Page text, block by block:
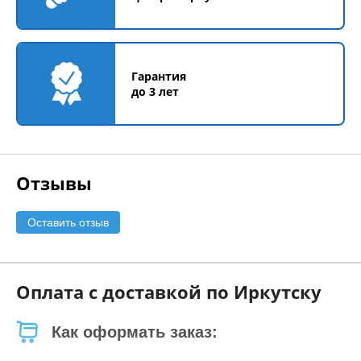
Гарантия
до 3 лет
Отзывы
Оставить отзыв
Оплата с доставкой по Иркутску
Как оформать заказ: